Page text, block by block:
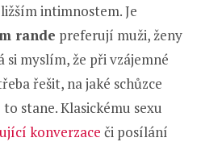
intimnostem. Je
rande preferují muži, ženy
si myslím, že při vzájemné
řešit, na jaké schůzce
stane. Klasickému sexu
konverzace či posílání